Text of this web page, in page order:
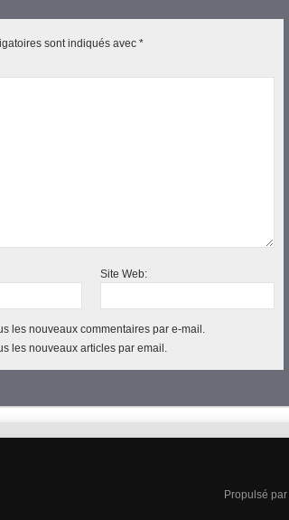
sont indiqués avec *
Site Web:
les nouveaux commentaires par e-mail.
les nouveaux articles par email.
Propulsé par